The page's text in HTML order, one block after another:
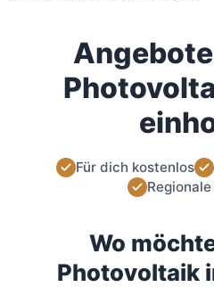
Für dich kostenlos
Wo
Photovoltaik